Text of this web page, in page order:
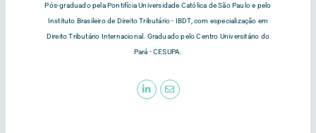
Pós-graduado pela Pontifícia Universidade Católica de São Paulo e pelo
Instituto Brasileiro de Direito Tributário - IBDT, com especialização em
Direito Tributário Internacional. Graduado pelo Centro Universitário do
Pará - CESUPA.